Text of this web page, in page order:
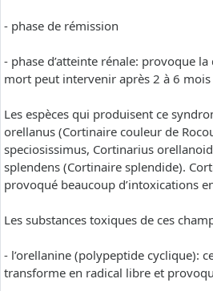
- phase de rémission
- phase d’atteinte rénale: provoque
mort peut intervenir après 2 à 6 mois
Les espèces qui produisent ce
orellanus (Cortinaire couleur de
speciosissimus, Cortinarius
splendens (Cortinaire splendide).
provoqué beaucoup d’intoxications
Les substances toxiques de ces
- l’orellanine (polypeptide cyclique):
transforme en radical libre et